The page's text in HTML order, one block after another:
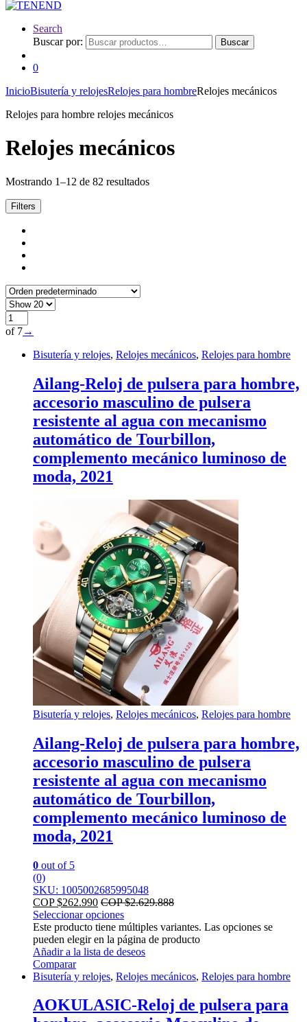
Search
Buscar por:
Buscar
0
InicioBisutería y relojesRelojes para hombreRelojes mecánicos
Relojes para hombre relojes mecánicos
Relojes mecánicos
Mostrando 1–12 de 82 resultados
Filters
of 7→
Bisutería y relojes, Relojes mecánicos, Relojes para hombre
Ailang-Reloj de pulsera para hombre,
accesorio masculino de pulsera
resistente al agua con mecanismo
automático de Tourbillon,
complemento mecánico luminoso de
moda, 2021
Bisutería y relojes, Relojes mecánicos, Relojes para hombre
Ailang-Reloj de pulsera para hombre,
accesorio masculino de pulsera
resistente al agua con mecanismo
automático de Tourbillon,
complemento mecánico luminoso de
moda, 2021
0 out of 5
(0)
SKU: 1005002685995048
COP $262.990 COP $2.629.888
Seleccionar opciones
Este producto tiene múltiples variantes. Las opciones se
pueden elegir en la página de producto
Añadir a la lista de deseos
Comparar
Bisutería y relojes, Relojes mecánicos, Relojes para hombre
AOKULASIC-Reloj de pulsera para